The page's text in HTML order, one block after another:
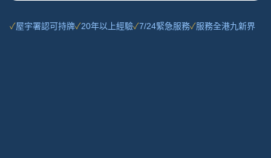
✓屋宇署認可持牌✓20年以上經驗✓7/24緊急服務✓服務全港九新界